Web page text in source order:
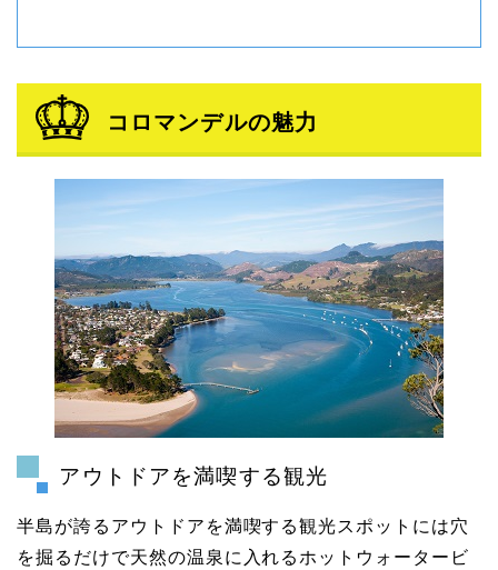
コロマンデルの魅力
アウトドアを満喫する観光
半島が誇るアウトドアを満喫する観光スポットには穴
を掘るだけで天然の温泉に入れるホットウォータービ